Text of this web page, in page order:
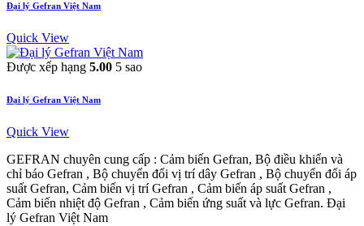
Đại lý Gefran Việt Nam
Quick View
Được xếp hạng 5.00 5 sao
Đại lý Gefran Việt Nam
Quick View
GEFRAN chuyên cung cấp : Cảm biến Gefran, Bộ điều khiển và
chỉ báo Gefran , Bộ chuyển đổi vị trí dây Gefran , Bộ chuyển đổi áp
suất Gefran, Cảm biến vị trí Gefran , Cảm biến áp suất Gefran ,
Cảm biến nhiệt độ Gefran , Cảm biến ứng suất và lực Gefran. Đại
lý Gefran Việt Nam